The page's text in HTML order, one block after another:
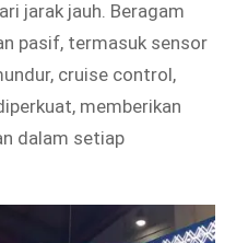
jarak jauh. Beragam
pasif, termasuk sensor
cruise control,
memberikan
dalam setiap